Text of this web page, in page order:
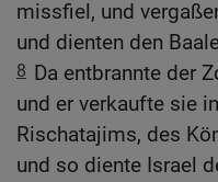
missfiel, und
und dienten den
8 Da entbrannte der
und er verkaufte sie
Rischatajims, des
und so diente Israel